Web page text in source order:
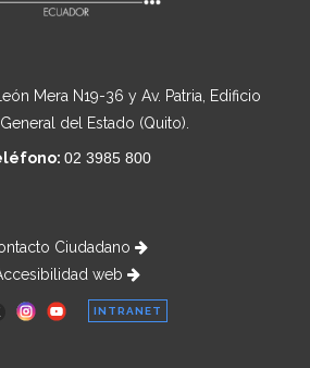
Mera N19-36 y Av. Patria, Edificio
del Estado (Quito).
02 3985 800
Ciudadano
web
INTRANET